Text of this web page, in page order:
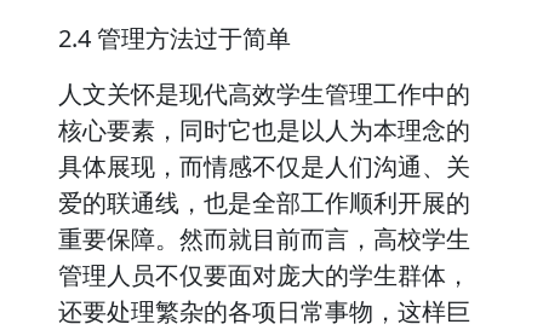
2.4 管理方法过于简单
人文关怀是现代高效学生管理工作中的
核心要素，同时它也是以人为本理念的
具体展现，而情感不仅是人们沟通、关
爱的联通线，也是全部工作顺利开展的
重要保障。然而就目前而言，高校学生
管理人员不仅要面对庞大的学生群体，
还要处理繁杂的各项日常事物，这样巨